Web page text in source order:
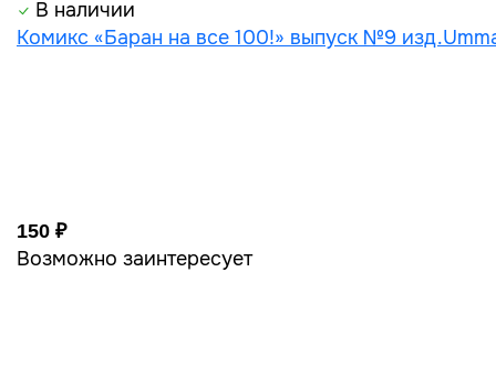
В наличии
Комикс «Баран на все 100!» выпуск №9
150 ₽
Возможно заинтересует